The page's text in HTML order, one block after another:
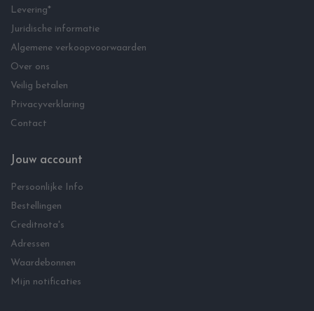
Levering*
Juridische informatie
Algemene verkoopvoorwaarden
Over ons
Veilig betalen
Privacyverklaring
Contact
Jouw account
Persoonlijke Info
Bestellingen
Creditnota's
Adressen
Waardebonnen
Mijn notificaties